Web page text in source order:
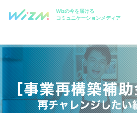
Wizの今を届ける
コミュニケーションメディア